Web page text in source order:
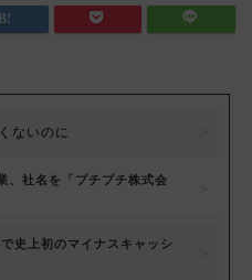
ないのに
、社名を「プチプチ株式会
史上初のマイナスキャッシ